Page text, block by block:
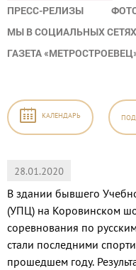
ПРЕСС-РЕЛИЗЫ
МЫ В СОЦИАЛЬНЫХ СЕТЯХ
ГАЗЕТА
КАЛЕНДАРЬ
28.01.2020
В здании бывшего
(УПЦ) на Коровинском
соревнования по
стали последними
прошедшем году.